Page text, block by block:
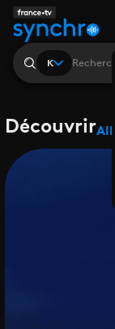
K
Découvrir